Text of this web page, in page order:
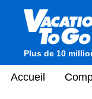
Plus de 10
Accueil